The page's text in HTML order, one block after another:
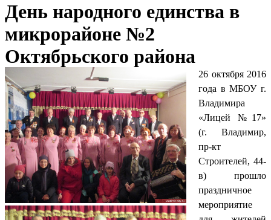
День народного единства в
микрорайоне №2
Октябрьского района
26 октября 2016
года в МБОУ г.
Владимира
«Лицей №17»
(г. Владимир,
пр-кт
Строителей, 44-
в) прошло
праздничное
мероприятие